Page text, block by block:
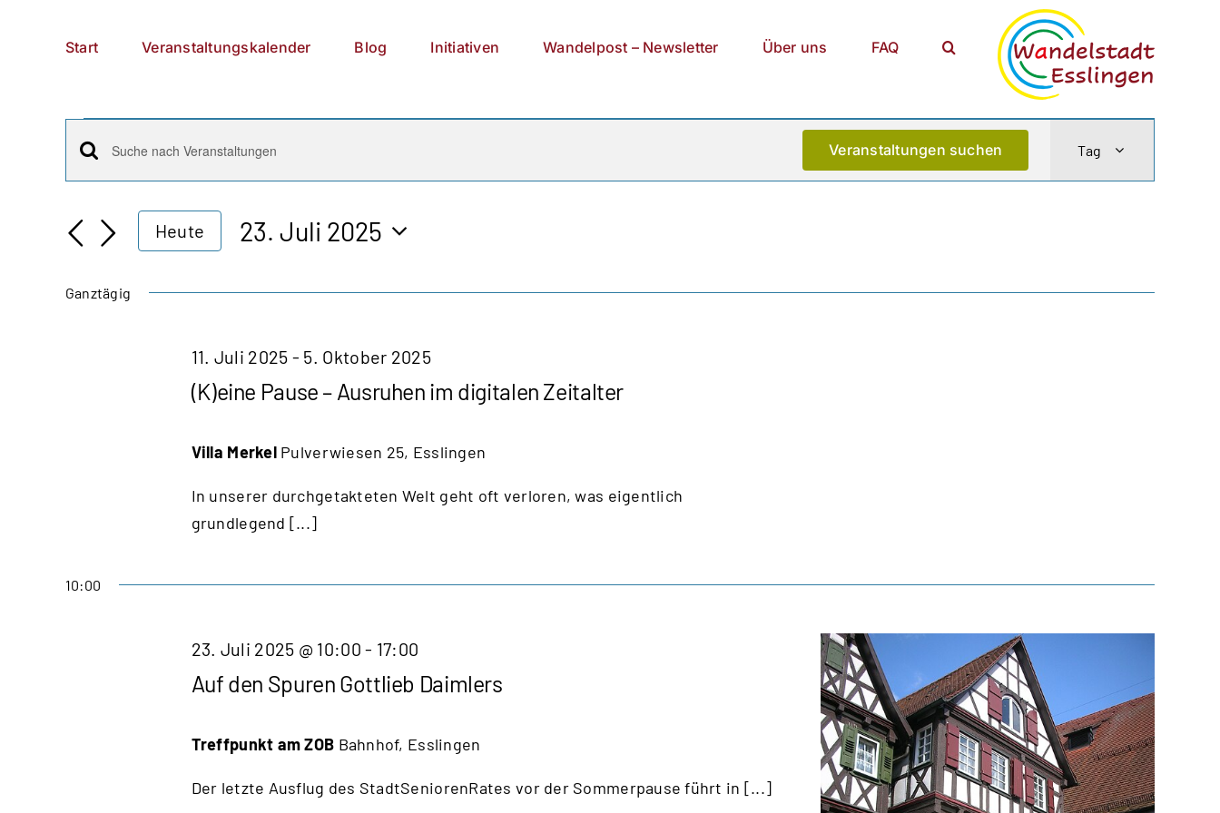
Start Veranstaltungskalender Blog Initiativen Wandelpost – Newsletter Über uns FAQ
Veranstaltungen
für
23.
2025
Veranstaltungen
Suche
und
Ansichten,
Navigation
Bitte
eingeben.
Suche
Veranstaltungen
Veranstaltungen suchen
Ansichten-
Navigation
Tag
Heute
23. Juli 2025
wählen.
Ganztägig
(K)eine Pause – Ausruhen im digitalen Zeitalter
11. Juli 2025 - 5. Oktober 2025
Villa Merkel Pulverwiesen 25, Esslingen
In unserer durchgetakteten Welt geht oft verloren, was eigentlich
grundlegend [...]
10:00
Auf den Spuren Gottlieb Daimlers
23. Juli 2025 @ 10:00 - 17:00
Treffpunkt am ZOB Bahnhof, Esslingen
Der letzte Ausflug des StadtSeniorenRates vor der Sommerpause führt in [...]